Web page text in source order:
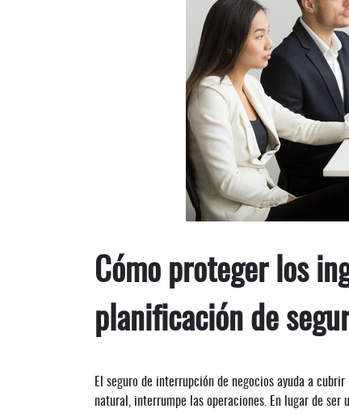
Cómo proteger los
planificación de
El seguro de interrupción de negocios ayuda a
natural, interrumpe las operaciones. En lugar de